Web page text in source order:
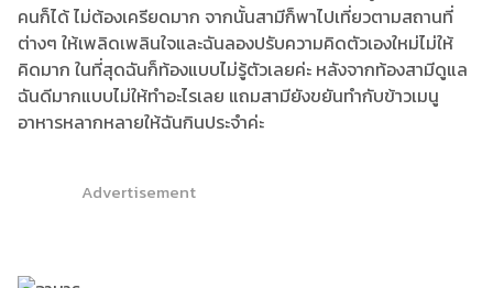
คนก็ได้ ไม่ต้องเครียดมาก จากนั้นสามีก็พาไปเที่ยวตามสถานที่
ต่างๆ ให้เพลิดเพลินใจและฉันลองปรับความคิดตัวเองใหม่ไม่ให้
คิดมาก ในที่สุดฉันก็ท้องแบบไม่รู้ตัวเลยค่ะ หลังจากท้องสามีดูแล
ฉันดีมากแบบไม่ให้ทำอะไรเลย แถมสามียังขยันทำกับข้าวเมนู
อาหารหลากหลายให้ฉันกินประจำค่ะ
Advertisement